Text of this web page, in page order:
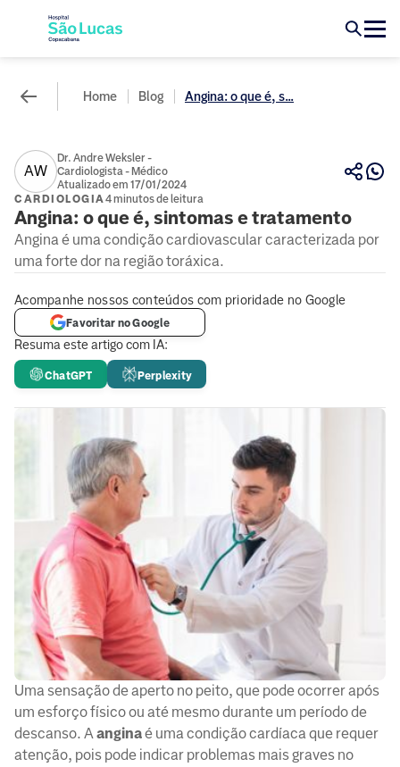
Home Blog Angina: o que é, s...
AW
Dr. Andre Weksler -
Cardiologista - Médico
Atualizado em 17/01/2024
CARDIOLOGIA4 minutos de leitura
Angina: o que é, sintomas e tratamento
Angina é uma condição cardiovascular caracterizada por
uma forte dor na região toráxica.
Resuma este artigo com IA:
ChatGPT Perplexity
Acompanhe nossos conteúdos com prioridade no Google
Favoritar no Google
Uma sensação de aperto no peito, que pode ocorrer após
um esforço físico ou até mesmo durante um período de
descanso. Aanginaé uma condição cardíaca que requer
atenção, pois pode indicar problemas mais graves no